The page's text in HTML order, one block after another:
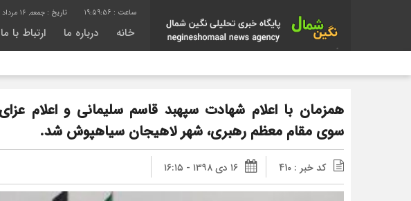
19:59:57 تاریخ : جمعه, ۱۶ مرداد , ۱۴۰۵
خانه درباره ما ارتباط با ما
همزمان با اعلام شهادت سپهبد قاسم سلیمانی و اعلام
سوی مقام معظم رهبری، شهر لاهیجان سیاهپوش شد.
کد خبر : 410 ۱۶ دی ۱۳۹۸ - ۱۶:۱۵